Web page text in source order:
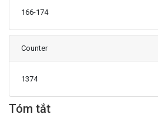
166-174
Counter
1374
Main Article
Tóm tắt